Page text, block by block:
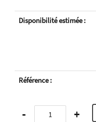
Disponibilité estimée :
Référence :
- +